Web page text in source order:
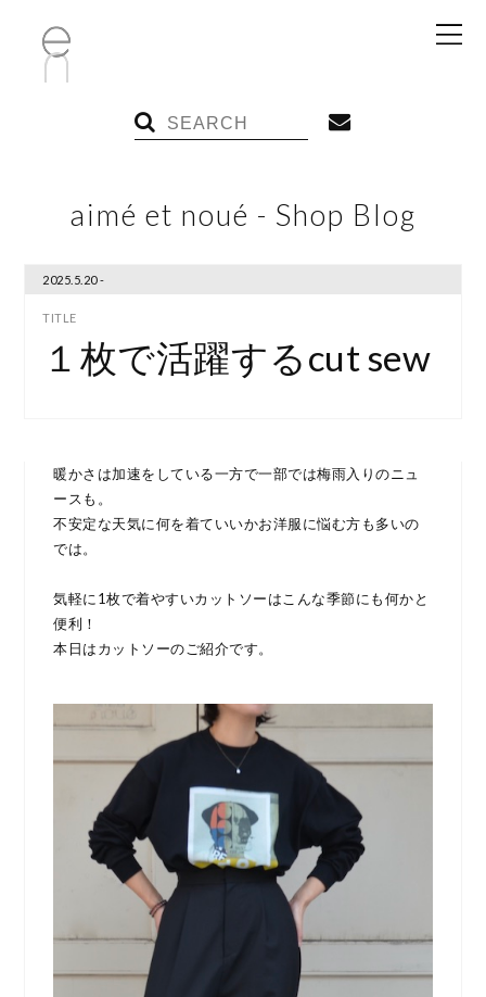
aimé et noué - Shop Blog
2025.5.20 -
１枚で活躍するcut sew
暖かさは加速をしている一方で一部では梅雨入りのニュ
ースも。
不安定な天気に何を着ていいかお洋服に悩む方も多いの
では。
気軽に1枚で着やすいカットソーはこんな季節にも何かと
便利！
本日はカットソーのご紹介です。